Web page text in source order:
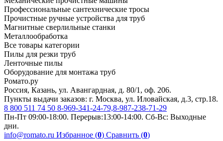
Профессиональные сантехнические тросы
Прочистные ручные устройства для труб
Магнитные сверлильные станки
Металлообработка
Все товары категории
Пилы для резки труб
Ленточные пилы
Оборудование для монтажа труб
Ромато.ру
Россия, Казань, ул. Авангардная, д. 80/1, оф. 206.
Пункты выдачи заказов: г. Москва, ул. Иловайская, д.3, стр.18.
8 800 511 74 50 8-969-341-24-79,8-987-238-71-29
Пн-Пт 09:00-18:00. Перерыв:13:00-14:00. Сб-Вс: Выходные
дни.
info@romato.ru Избранное (0) Сравнить (0)